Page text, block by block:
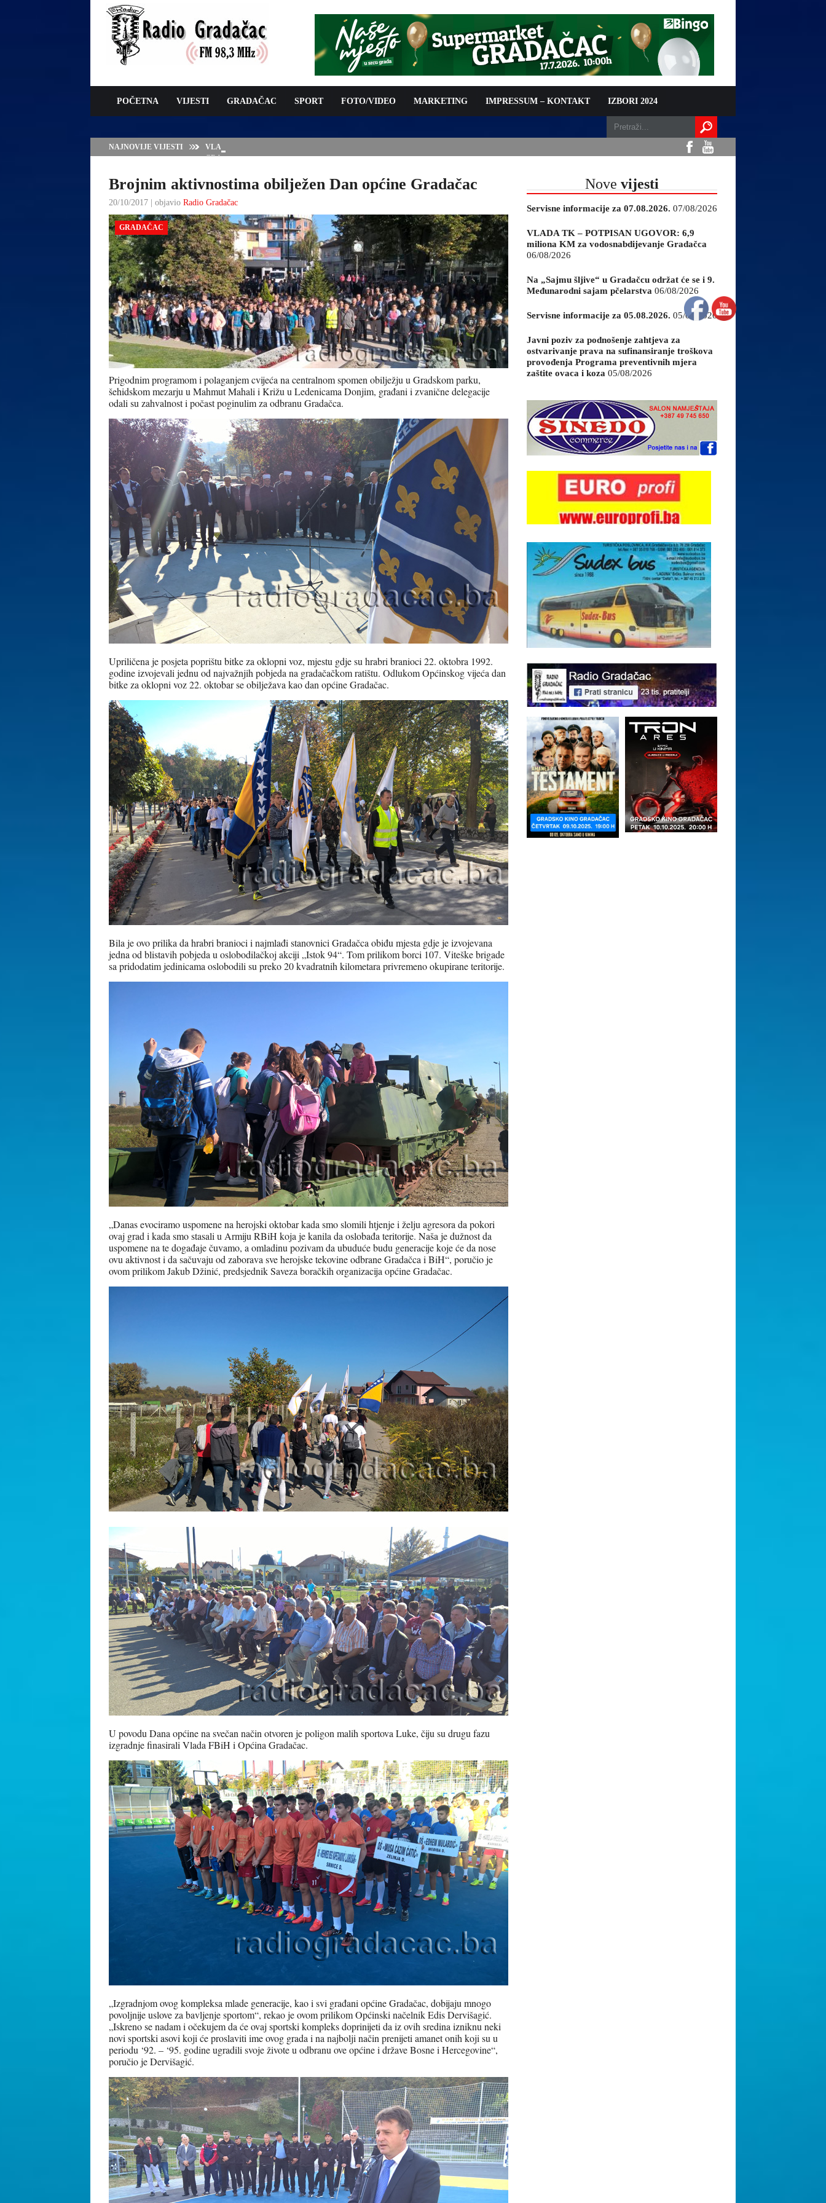
POČETNA VIJESTI GRADAČAC SPORT FOTO/VIDEO MARKETING IMPRESSUM – KONTAKT IZBORI 2024
NAJNOVIJE VIJESTI
VLADA TK – POTPISAN UGOVOR: 6,9 MILIONA KM ZA VODOSNABDIJEVANJE
GRADAČCA
Brojnim aktivnostima obilježen Dan općine Gradačac
20/10/2017 | objavio Radio Gradačac
GRADAČAC
Prigodnim programom i polaganjem cvijeća na centralnom spomen obilježju u Gradskom parku,
šehidskom mezarju u Mahmut Mahali i Križu u Ledenicama Donjim, građani i zvanične delegacije
odali su zahvalnost i počast poginulim za odbranu Gradačca.
Upriličena je posjeta poprištu bitke za oklopni voz, mjestu gdje su hrabri branioci 22. oktobra 1992.
godine izvojevali jednu od najvažnjih pobjeda na gradačačkom ratištu. Odlukom Općinskog vijeća dan
bitke za oklopni voz 22. oktobar se obilježava kao dan općine Gradačac.
Bila je ovo prilika da hrabri branioci i najmlađi stanovnici Gradačca obiđu mjesta gdje je izvojevana
jedna od blistavih pobjeda u oslobodilačkoj akciji „Istok 94“. Tom prilikom borci 107. Viteške brigade
sa pridodatim jedinicama oslobodili su preko 20 kvadratnih kilometara privremeno okupirane teritorije.
„Danas evociramo uspomene na herojski oktobar kada smo slomili htjenje i želju agresora da pokori
ovaj grad i kada smo stasali u Armiju RBiH koja je kanila da oslobađa teritorije. Naša je dužnost da
uspomene na te događaje čuvamo, a omladinu pozivam da ubuduće budu generacije koje će da nose
ovu aktivnost i da sačuvaju od zaborava sve herojske tekovine odbrane Gradačca i BiH“, poručio je
ovom prilikom Jakub Džinić, predsjednik Saveza boračkih organizacija općine Gradačac.
U povodu Dana općine na svečan način otvoren je poligon malih sportova Luke, čiju su drugu fazu
izgradnje finasirali Vlada FBiH i Općina Gradačac.
„Izgradnjom ovog kompleksa mlade generacije, kao i svi građani općine Gradačac, dobijaju mnogo
povoljnije uslove za bavljenje sportom“, rekao je ovom prilikom Općinski načelnik Edis Dervišagić.
„Iskreno se nadam i očekujem da će ovaj sportski kompleks doprinijeti da iz ovih sredina izniknu neki
novi sportski asovi koji će proslaviti ime ovog grada i na najbolji način prenijeti amanet onih koji su u
periodu ‘92. – ‘95. godine ugradili svoje živote u odbranu ove općine i države Bosne i Hercegovine“,
poručio je Dervišagić.
Nove vijesti
Servisne informacije za 07.08.2026. 07/08/2026
VLADA TK – POTPISAN UGOVOR: 6,9
miliona KM za vodosnabdijevanje Gradačca
06/08/2026
Na „Sajmu šljive“ u Gradačcu održat će se i 9.
Međunarodni sajam pčelarstva 06/08/2026
Servisne informacije za 05.08.2026. 05/08/2026
Javni poziv za podnošenje zahtjeva za
ostvarivanje prava na sufinansiranje troškova
provođenja Programa preventivnih mjera
zaštite ovaca i koza 05/08/2026